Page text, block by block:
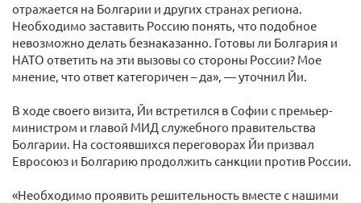
отражается на Болгарии и других странах региона.
Необходимо заставить Россию понять, что подобное
невозможно делать безнаказанно. Готовы ли Болгария и
НАТО ответить на эти вызовы со стороны России? Мое
мнение, что ответ категоричен – да», — уточнил Йи.
В ходе своего визита, Йи встретился в Софии с премьер-
министром и главой МИД служебного правительства
Болгарии. На состоявшихся переговорах Йи призвал
Евросоюз и Болгарию продолжить санкции против России.
«Необходимо проявить решительность вместе с нашими